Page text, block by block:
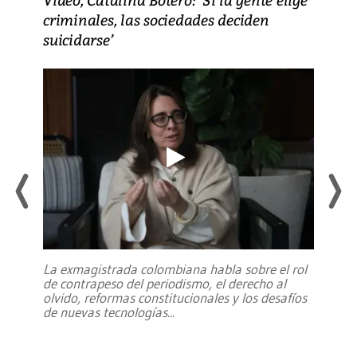
criminales, las sociedades deciden
suicidarse’
La exmagistrada colombiana habla sobre el rol
de contrapeso del periodismo, el derecho al
olvido, reformas constitucionales y los desafíos
de nuevas tecnologías...